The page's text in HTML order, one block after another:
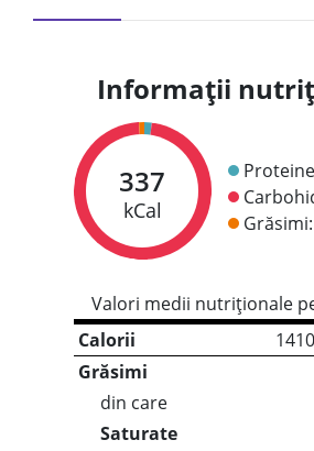
Informații
337
kCal
Grăsimi:
Valori medii nutriționale
Calorii
Grăsimi
din care
Saturate